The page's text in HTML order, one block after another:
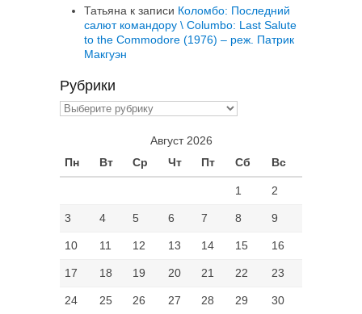
Татьяна к записи Коломбо: Последний
салют командору \ Columbo: Last Salute
to the Commodore (1976) – реж. Патрик
Макгуэн
Рубрики
Рубрики
Август 2026
Пн
Вт Ср Чт Пт Сб Вс
1 2
3 4 5 6 7 8 9
10 11 12 13 14 15 16
17 18 19 20 21 22 23
24 25 26 27 28 29 30